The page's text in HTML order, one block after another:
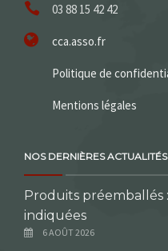
03 88 15 42 42
cca.asso.fr
Politique de
Mentions légales
NOS DERNIÈRES ACTUALITÉS
Produits
indiquées
6 AOÛT 2026